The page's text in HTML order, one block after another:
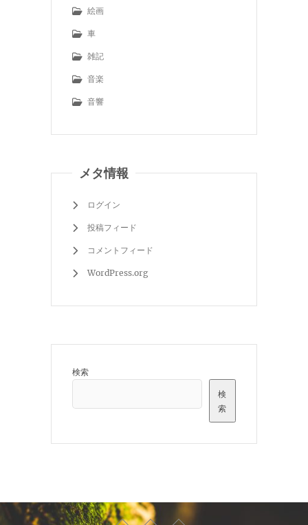
絵画
車
雑記
音楽
音響
メタ情報
ログイン
投稿フィード
コメントフィード
WordPress.org
検索
検
索